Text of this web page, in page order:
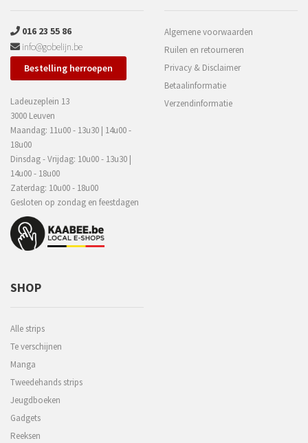
016 23 55 86
info@gobelijn.be
Bestelling herroepen
Ladeuzeplein 13
3000 Leuven
Maandag: 11u00 - 13u30 | 14u00 -
18u00
Dinsdag - Vrijdag: 10u00 - 13u30 |
14u00 - 18u00
Zaterdag: 10u00 - 18u00
Gesloten op zondag en feestdagen
Algemene voorwaarden
Ruilen en retourneren
Privacy & Disclaimer
Betaalinformatie
Verzendinformatie
SHOP
Alle strips
Te verschijnen
Manga
Tweedehands strips
Jeugdboeken
Gadgets
Reeksen